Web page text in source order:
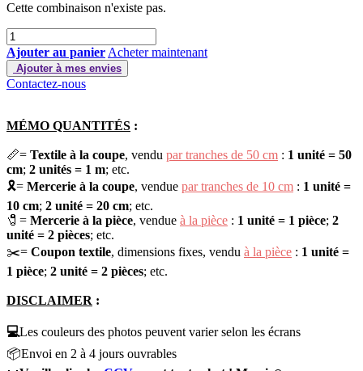
Cette combinaison n'existe pas.
Ajouter au panier Acheter maintenant
Ajouter à mes envies
Contactez-nous
MÉMO QUANTITÉS :
📏= Textile à la coupe, vendu par tranches de 50 cm : 1 unité = 50
cm; 2 unités = 1 m; etc.
🎗️= Mercerie à la coupe, vendue par tranches de 10 cm : 1 unité =
10 cm; 2 unité = 20 cm; etc.
🧷 = Mercerie à la pièce, vendue à la pièce : 1 unité = 1 pièce; 2
unité = 2 pièces; etc.
✂️= Coupon textile, dimensions fixes, vendu à la pièce : 1 unité =
1 pièce; 2 unité = 2 pièces; etc.
DISCLAIMER :
💻Les couleurs des photos peuvent varier selon les écrans
📦Envoi en 2 à 4 jours ouvrables